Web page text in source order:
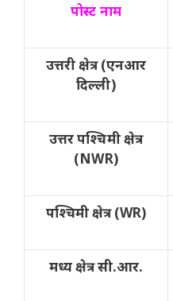
पोस्ट नाम
उत्तरी क्षेत्र (एनआर
दिल्ली)
उत्तर पश्चिमी क्षेत्र
(NWR)
पश्चिमी क्षेत्र (WR)
मध्य क्षेत्र सी.आर.